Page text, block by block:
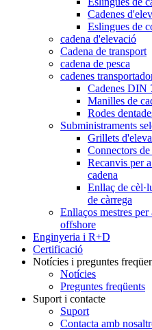
Cadenes
Eslingues de
cadena d'elevació
Cadena de transport
cadena de pesca
cadenes
Cadenes DIN
Manilles de
Rodes
Subministraments
Grillets
Connectors
Recanvis per
cadena
Enllaç de
de càrrega
Enllaços mestres
offshore
Enginyeria i R+D
Certificació
Notícies i preguntes
Notícies
Preguntes freqüents
Suport i contacte
Suport
Contacta amb